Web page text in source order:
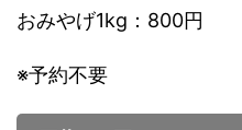
おみやげ1kg：800円
※予約不要